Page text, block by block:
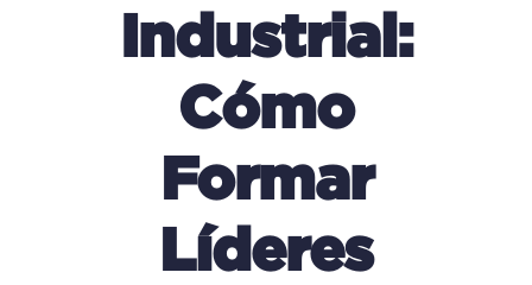
Industrial:
Cómo
Formar
Líderes